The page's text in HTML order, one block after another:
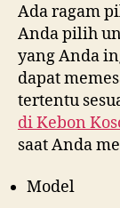
Ada ragam
Anda pilih
yang Anda
dapat
tertentu
diKebon
saat Anda
Model